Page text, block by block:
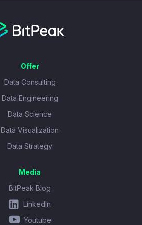
Offer
Data Consulting
Data Engineering
Data Science
Data Visualization
Data Strategy
Media
BitPeak Blog
LinkedIn
Youtube